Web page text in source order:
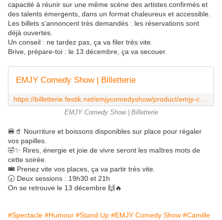
capacité à réunir sur une même scène des artistes confirmés et
des talents émergents, dans un format chaleureux et accessible.
Les billets s’annoncent très demandés : les réservations sont
déjà ouvertes.
Un conseil : ne tardez pas, ça va filer très vite.
Brive, prépare-toi : le 13 décembre, ça va secouer.
EMJY Comedy Show | Billetterie
EMJY Comedy Show | Billetterie
🍔🥤 Nourriture et boissons disponibles sur place pour régaler
vos papilles.
🤣✨ Rires, énergie et joie de vivre seront les maîtres mots de
cette soirée.
🎟️ Prenez vite vos places, ça va partir très vite.
🕢 Deux sessions : 19h30 et 21h
On se retrouve le 13 décembre 🙌🔥
#Spectacle #Humour #Stand Up #EMJY Comedy Show #Camille